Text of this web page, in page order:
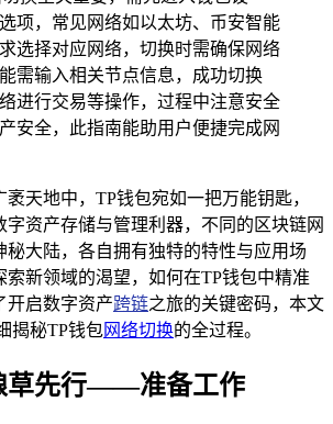
项，常见网络如以太坊、币安智能
选择对应网络，切换时需确保网络
需输入相关节点信息，成功切换
进行交易等操作，过程中注意安全
安全，此指南能助用户便捷完成网
天地中，TP钱包宛如一把万能钥匙，
字资产存储与管理利器，不同的区块链网
秘大陆，各自拥有独特的特性与应用场
索新领域的渴望，如何在TP钱包中精准
开启数字资产跨链之旅的关键密码，本文
揭秘TP钱包网络切换的全过程。
草先行——准备工作